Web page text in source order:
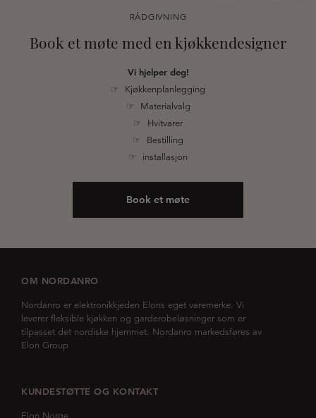
RÅDGIVNING
Book et møte med en kjøkkendesigner
Vi hjelper deg!
☞ Kjøkkenplanlegging
☞ Materialvalg
☞ Hvitvarer
☞ Bestilling
☞ installasjon
Book et møte
OM NORDANRO
Nordanro er elektronikkjeden Elons eget varemerke. Vi
leverer fleksible kjøkken og garderobeløsninger som er
tilpasset det nordiske hjemmet. Nordanro markedsføres av
Elon Group
KUNDESTØTTE OG KONTAKT